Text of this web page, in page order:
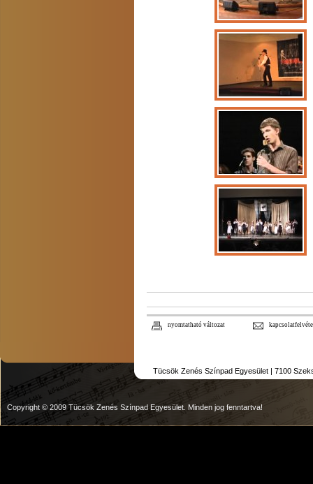
nyomtatható változat
Tücsök Zenés Színpad Egyesület | 7100
Copyright © 2009 Tücsök Zenés Színpad Egyesület. Minden jog fenntartva!